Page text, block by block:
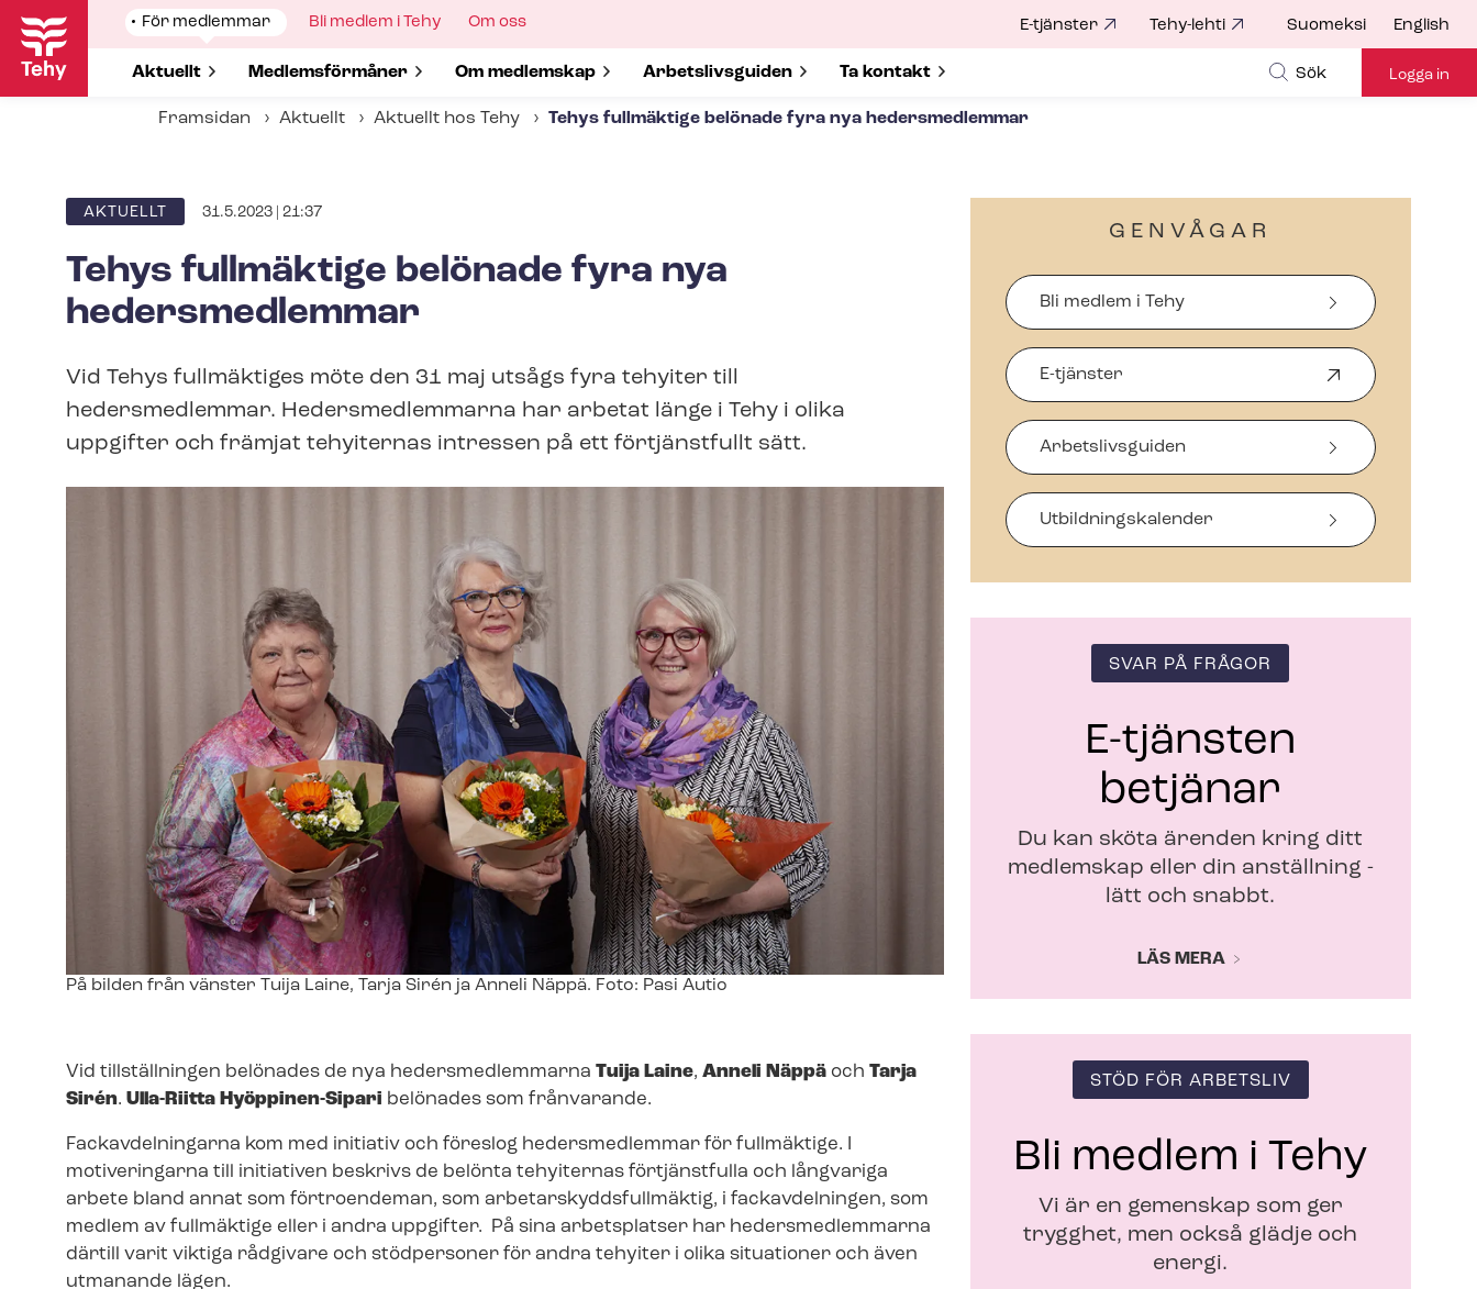
Hoppa
huvudinnehåll
Show
submenu
for
För medlemmar
Show submenu for
Aktuellt Show submenu for
Med­lems­för­må­ner Show submenu for
Om medlemskap Show submenu for
Ar­bets­livs­gui­den Show submenu for
Ta kontakt
Show
for
Bli medlem i Tehy
Show
Om oss E-tjänster Tehy-lehti Suomeksi English
Sök Logga in
Framsidan Aktuellt Aktuellt hos Tehy Tehys fullmäktige belönade fyra nya hedersmedlemmar
ARTICLE
AKTUELLT 31.5.2023 | 21:37
Tehys fullmäktige belönade fyra nya
hedersmedlemmar
Vid Tehys fullmäktiges möte den 31 maj utsågs fyra tehyiter till
hedersmedlemmar. Hedersmedlemmarna har arbetat länge i Tehy i olika
uppgifter och främjat tehyiternas intressen på ett förtjänstfullt sätt.
Image
På bilden från vänster Tuija Laine, Tarja Sirén ja Anneli Näppä. Foto: Pasi Autio
Vid tillställningen belönades de nya hedersmedlemmarna Tuija Laine, Anneli Näppä och Tarja
Sirén. Ulla-Riitta Hyöppinen-Sipari belönades som frånvarande.
Fackavdelningarna kom med initiativ och föreslog hedersmedlemmar för fullmäktige. I
motiveringarna till initiativen beskrivs de belönta tehyiternas förtjänstfulla och långvariga
arbete bland annat som förtroendeman, som ar­be­tar­skydds­full­mäk­tig, i fackavdelningen, som
medlem av fullmäktige eller i andra uppgifter. På sina arbetsplatser har hedersmedlemmarna
därtill varit viktiga rådgivare och stödpersoner för andra tehyiter i olika situationer och även
utmanande lägen.
GENVÅGAR
Bli medlem i Tehy
E-tjänster
Ö
p
n
a
s
i
t
Arbetslivsguiden
Ut­bild­nings­ka­len­der
SVAR PÅ FRÅGOR
E-tjänsten
betjänar
Du kan sköta ärenden kring ditt
medlemskap eller din anställning -
lätt och snabbt.
LÄS MERA
STÖD FÖR ARBETSLIV
Bli medlem i Tehy
Vi är en gemenskap som ger
trygghet, men också glädje och
energi.